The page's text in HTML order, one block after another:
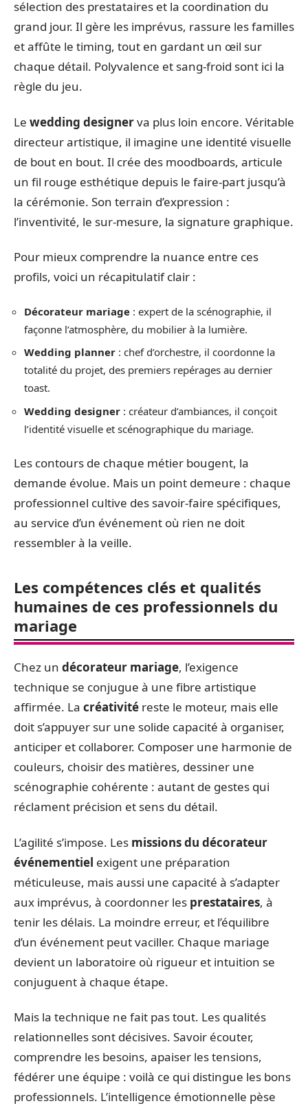
sélection des prestataires et la coordination du
grand jour. Il gère les imprévus, rassure les familles
et affûte le timing, tout en gardant un œil sur
chaque détail. Polyvalence et sang-froid sont ici la
règle du jeu.
Le wedding designerva plus loin encore. Véritable
directeur artistique, il imagine une identité visuelle
de bout en bout. Il crée des moodboards, articule
un fil rouge esthétique depuis le faire-part jusqu’à
la cérémonie. Son terrain d’expression :
l’inventivité, le sur-mesure, la signature graphique.
Pour mieux comprendre la nuance entre ces
profils, voici un récapitulatif clair :
Décorateur mariage : expert de la scénographie, il
façonne l’atmosphère, du mobilier à la lumière.
Wedding planner : chef d’orchestre, il coordonne la
totalité du projet, des premiers repérages au dernier
toast.
Wedding designer : créateur d’ambiances, il conçoit
l’identité visuelle et scénographique du mariage.
Les contours de chaque métier bougent, la
demande évolue. Mais un point demeure : chaque
professionnel cultive des savoir-faire spécifiques,
au service d’un événement où rien ne doit
ressembler à la veille.
Les compétences clés et qualités
humaines de ces professionnels du
mariage
Chez un décorateur mariage, l’exigence
technique se conjugue à une fibre artistique
affirmée. La créativité reste le moteur, mais elle
doit s’appuyer sur une solide capacité à organiser,
anticiper et collaborer. Composer une harmonie de
couleurs, choisir des matières, dessiner une
scénographie cohérente : autant de gestes qui
réclament précision et sens du détail.
L’agilité s’impose. Les missions du décorateur
événementiel exigent une préparation
méticuleuse, mais aussi une capacité à s’adapter
aux imprévus, à coordonner les prestataires, à
tenir les délais. La moindre erreur, et l’équilibre
d’un événement peut vaciller. Chaque mariage
devient un laboratoire où rigueur et intuition se
conjuguent à chaque étape.
Mais la technique ne fait pas tout. Les qualités
relationnelles sont décisives. Savoir écouter,
comprendre les besoins, apaiser les tensions,
fédérer une équipe : voilà ce qui distingue les bons
professionnels. L’intelligence émotionnelle pèse